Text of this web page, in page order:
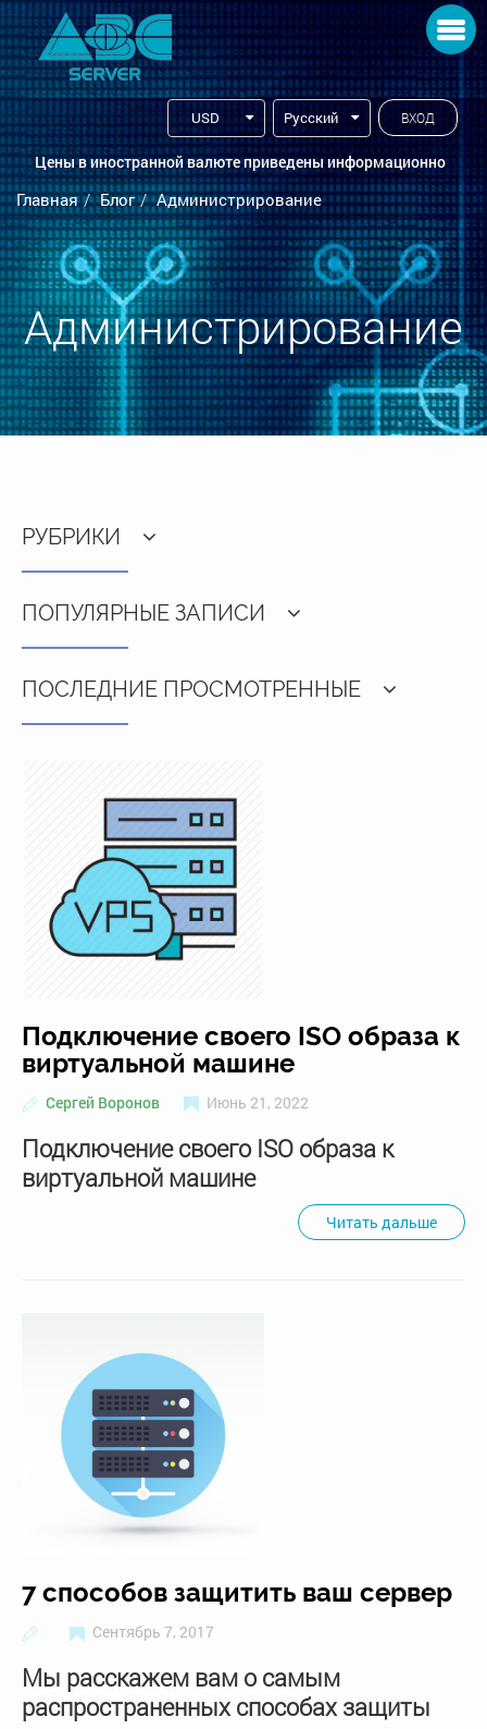
Toggle navigation
ВХОД
Русский
USD
Цены в иностранной валюте приведены информационно
Главная Блог Администрирование
Администрирование
РУБРИКИ
ПОПУЛЯРНЫЕ ЗАПИСИ
ПОСЛЕДНИЕ ПРОСМОТРЕННЫЕ
Подключение своего ISO образа к
виртуальной машине
Сергей Воронов Июнь 21, 2022
Подключение своего ISO образа к
виртуальной машине
Читать дальше
7 способов защитить ваш сервер
Сентябрь 7, 2017
Мы расскажем вам о самым
распространенных способах защиты